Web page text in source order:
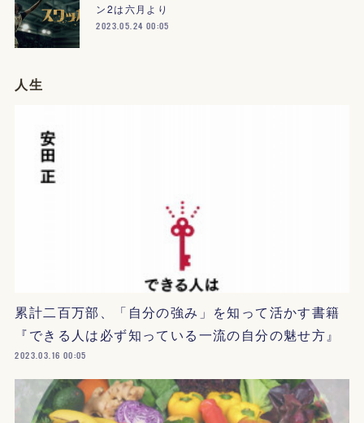
ン2は六月より
2023.05.24 00:05
人生
累計二百万部、「自分の強み」を知って活かす書籍
『できる人は必ず知っている一流の自分の魅せ方』
2023.03.16 00:05